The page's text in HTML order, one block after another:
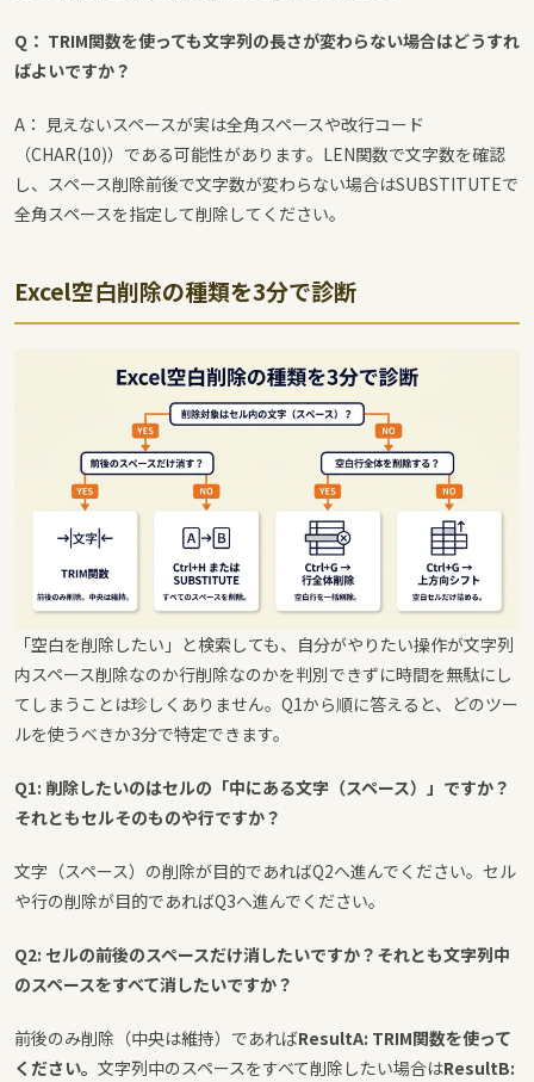
Q： TRIM関数を使っても文字列の長さが変わらない場合はどうすれ
ばよいですか？
A： 見えないスペースが実は全角スペースや改行コード
（CHAR(10)）である可能性があります。LEN関数で文字数を確認
し、スペース削除前後で文字数が変わらない場合はSUBSTITUTEで
全角スペースを指定して削除してください。
Excel空白削除の種類を3分で診断
「空白を削除したい」と検索しても、自分がやりたい操作が文字列
内スペース削除なのか行削除なのかを判別できずに時間を無駄にし
てしまうことは珍しくありません。Q1から順に答えると、どのツー
ルを使うべきか3分で特定できます。
Q1: 削除したいのはセルの「中にある文字（スペース）」ですか？
それともセルそのものや行ですか？
文字（スペース）の削除が目的であればQ2へ進んでください。セル
や行の削除が目的であればQ3へ進んでください。
Q2: セルの前後のスペースだけ消したいですか？それとも文字列中
のスペースをすべて消したいですか？
前後のみ削除（中央は維持）であればResultA: TRIM関数を使って
ください。 文字列中のスペースをすべて削除したい場合はResultB: